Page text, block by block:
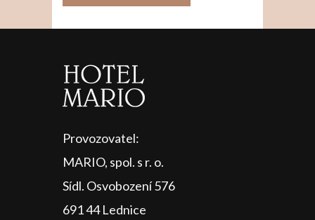
Provozovatel:
MARIO, spol. s r. o.
Sídl. Osvobození 576
691 44 Lednice